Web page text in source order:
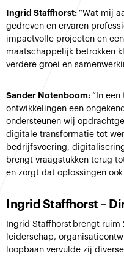
Ingrid Staffhorst: “Wat mij
gedreven en ervaren
impactvolle projecten en
maatschappelijk betrokken
verdere groei en
Sander Notenboom: “In
ontwikkelingen een
ondersteunen wij
digitale transformatie tot
bedrijfsvoering,
brengt vraagstukken terug
en zorgt dat oplossingen
Ingrid Staffhorst –
Ingrid Staffhorst brengt
leiderschap,
loopbaan vervulde zij